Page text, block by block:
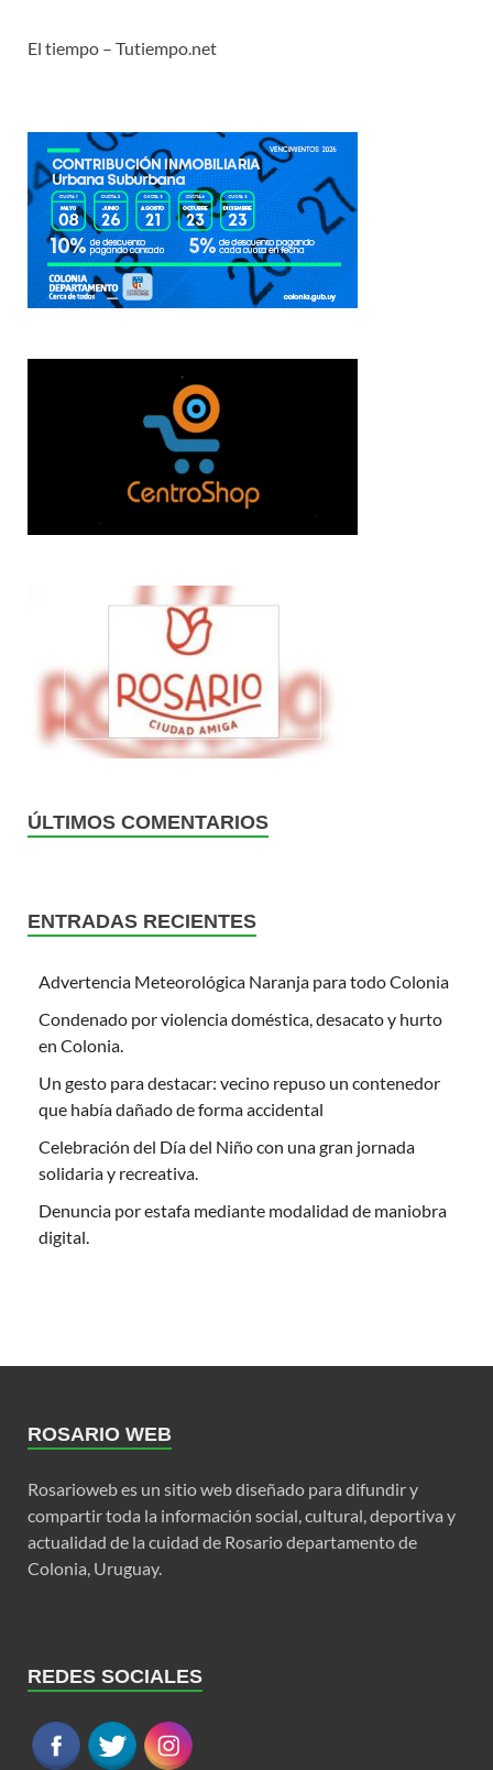
El tiempo – Tutiempo.net
ÚLTIMOS COMENTARIOS
ENTRADAS RECIENTES
Advertencia Meteorológica Naranja para todo Colonia
Condenado por violencia doméstica, desacato y hurto
en Colonia.
Un gesto para destacar: vecino repuso un contenedor
que había dañado de forma accidental
Celebración del Día del Niño con una gran jornada
solidaria y recreativa.
Denuncia por estafa mediante modalidad de maniobra
digital.
ROSARIO WEB
Rosarioweb es un sitio web diseñado para difundir y
compartir toda la información social, cultural, deportiva y
actualidad de la cuidad de Rosario departamento de
Colonia, Uruguay.
REDES SOCIALES